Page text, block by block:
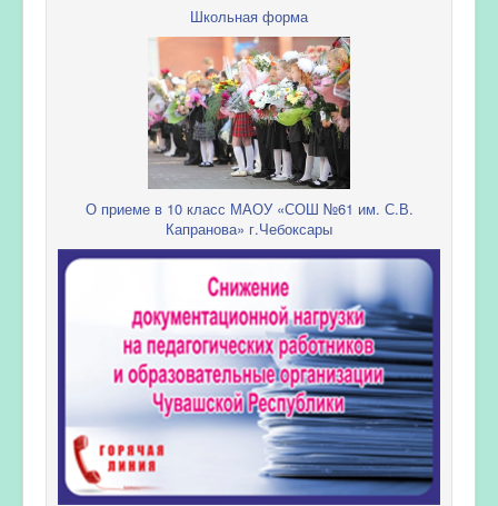
Школьная форма
О приеме в 10 класс МАОУ «СОШ №61 им. С.В.
Капранова» г.Чебоксары